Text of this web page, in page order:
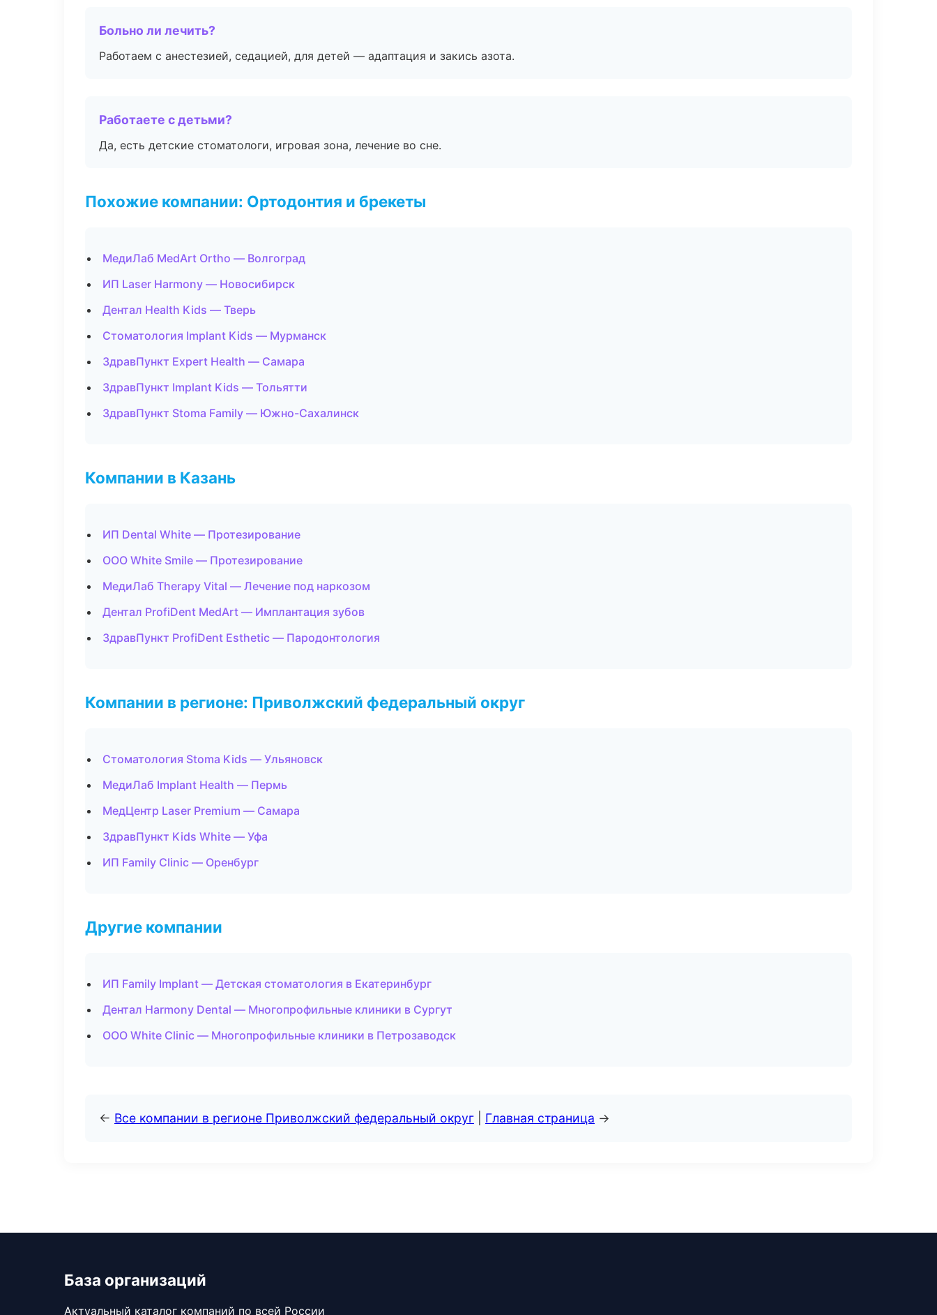
Больно ли лечить?
Работаем с анестезией, седацией, для детей — адаптация и закись азота.
Работаете с детьми?
Да, есть детские стоматологи, игровая зона, лечение во сне.
Похожие компании: Ортодонтия и брекеты
МедиЛаб MedArt Ortho — Волгоград
ИП Laser Harmony — Новосибирск
Дентал Health Kids — Тверь
Стоматология Implant Kids — Мурманск
ЗдравПункт Expert Health — Самара
ЗдравПункт Implant Kids — Тольятти
ЗдравПункт Stoma Family — Южно-Сахалинск
Компании в Казань
ИП Dental White — Протезирование
ООО White Smile — Протезирование
МедиЛаб Therapy Vital — Лечение под наркозом
Дентал ProfiDent MedArt — Имплантация зубов
ЗдравПункт ProfiDent Esthetic — Пародонтология
Компании в регионе: Приволжский федеральный округ
Стоматология Stoma Kids — Ульяновск
МедиЛаб Implant Health — Пермь
МедЦентр Laser Premium — Самара
ЗдравПункт Kids White — Уфа
ИП Family Clinic — Оренбург
Другие компании
ИП Family Implant — Детская стоматология в Екатеринбург
Дентал Harmony Dental — Многопрофильные клиники в Сургут
ООО White Clinic — Многопрофильные клиники в Петрозаводск
← Все компании в регионе Приволжский федеральный округ Главная страница →
База организаций
Актуальный каталог компаний по всей России